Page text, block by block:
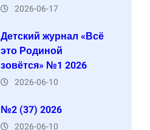
2026-06-17
Детский журнал «Всё
это Родиной
зовётся» №1 2026
2026-06-10
№2 (37) 2026
2026-06-10